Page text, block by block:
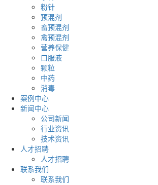
粉针
预混剂
畜预混剂
禽预混剂
营养保健
口服液
颗粒
中药
消毒
案例中心
新闻中心
公司新闻
行业资讯
技术资讯
人才招聘
人才招聘
联系我们
联系我们